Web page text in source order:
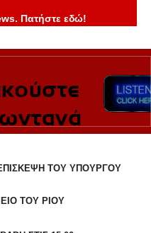
Πατήστε εδώ!
ΤΟΥ ΥΠΟΥΡΓΟΥ
ΤΟΥ ΡΙΟΥ